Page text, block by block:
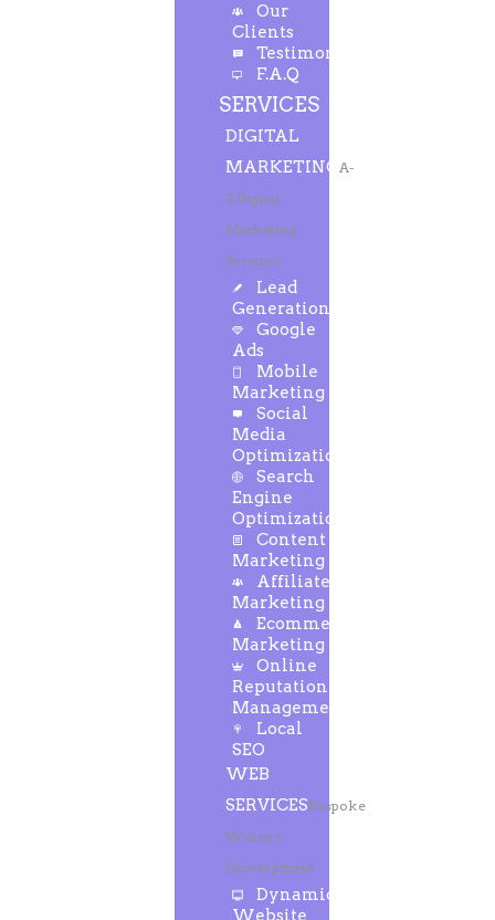
Our
Clients
Testimonials
F.A.Q
SERVICES
DIGITAL
MARKETING A-
Z Digital
Marketing
Services
Lead
Generation
Google
Ads
Mobile
Marketing
Social
Media
Optimization
Search
Engine
Optimization
Content
Marketing
Affiliate
Marketing
Ecommerce
Marketing
Online
Reputation
Management
Local
SEO
WEB
SERVICESBespoke
Website
Development
Dynamic
Website